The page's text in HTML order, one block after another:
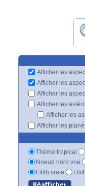
Afficher les
Afficher les
Afficher les
Afficher les
Afficher les
Afficher les
Thème tropical
Noeud nord vrai
Lilith vraie